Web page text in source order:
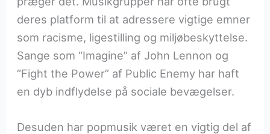
deres platform til at adressere vigtige emner
som racisme, ligestilling og miljøbeskyttelse.
Sange som “Imagine” af John Lennon og
“Fight the Power” af Public Enemy har haft
en dyb indflydelse på sociale bevægelser.
Desuden har popmusik været en vigtig del af